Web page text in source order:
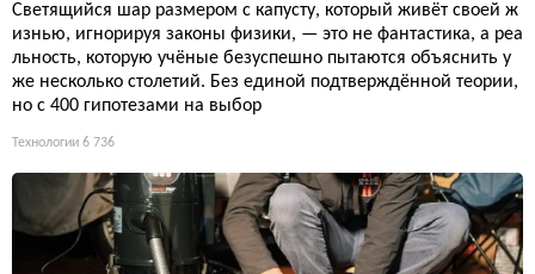
Светящийся шар размером с капусту, который живёт своей ж
изнью, игнорируя законы физики, — это не фантастика, а реа
льность, которую учёные безуспешно пытаются объяснить у
же несколько столетий. Без единой подтверждённой теории,
но с 400 гипотезами на выбор
Технологии 6 736